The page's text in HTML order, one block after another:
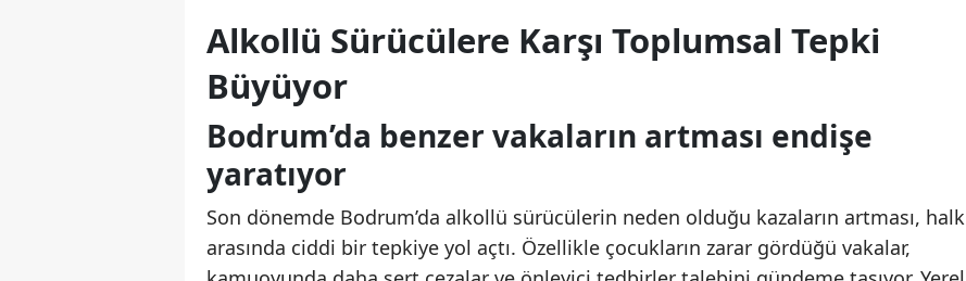
Alkollü Sürücülere Karşı Toplumsal Tepki
Büyüyor
Bodrum’da benzer vakaların artması endişe
yaratıyor
Son dönemde Bodrum’da alkollü sürücülerin neden olduğu kazaların artması, halk
arasında ciddi bir tepkiye yol açtı. Özellikle çocukların zarar gördüğü vakalar,